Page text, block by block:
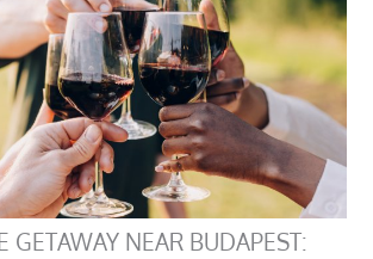
GETAWAY NEAR BUDAPEST: